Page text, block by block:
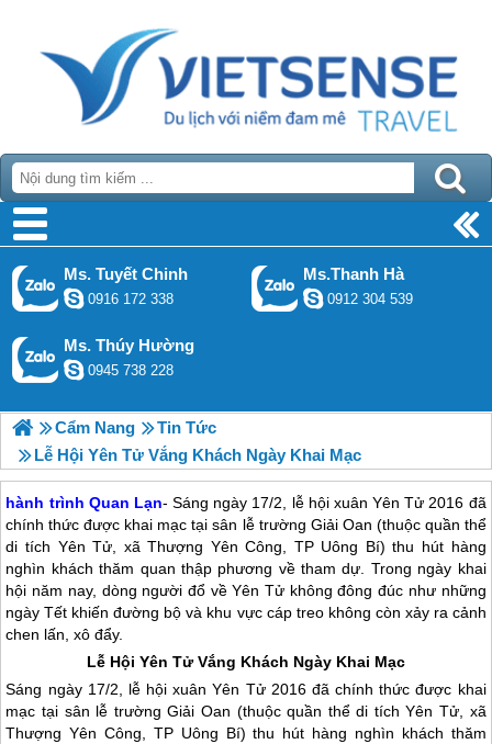
Ms. Tuyết Chinh
0916 172 338
Ms.Thanh Hà
0912 304 539
Ms. Thúy Hường
0945 738 228
Cẩm Nang
Tin Tức
Lễ Hội Yên Tử Vắng Khách Ngày Khai Mạc
hành trình Quan Lạn- Sáng ngày 17/2, lễ hội xuân Yên Tử 2016 đã
chính thức được khai mạc tại sân lễ trường Giải Oan (thuộc quần thể
di tích Yên Tử, xã Thượng Yên Công, TP Uông Bí) thu hút hàng
nghìn khách thăm quan thập phương về tham dự. Trong ngày khai
hội năm nay, dòng người đổ về Yên Tử không đông đúc như những
ngày Tết khiến đường bộ và khu vực cáp treo không còn xảy ra cảnh
chen lấn, xô đẩy.
Lễ Hội Yên Tử Vắng Khách Ngày Khai Mạc
Sáng ngày 17/2, lễ hội xuân Yên Tử 2016 đã chính thức được khai
mạc tại sân lễ trường Giải Oan (thuộc quần thể di tích Yên Tử, xã
Thượng Yên Công, TP Uông Bí) thu hút hàng nghìn khách thăm